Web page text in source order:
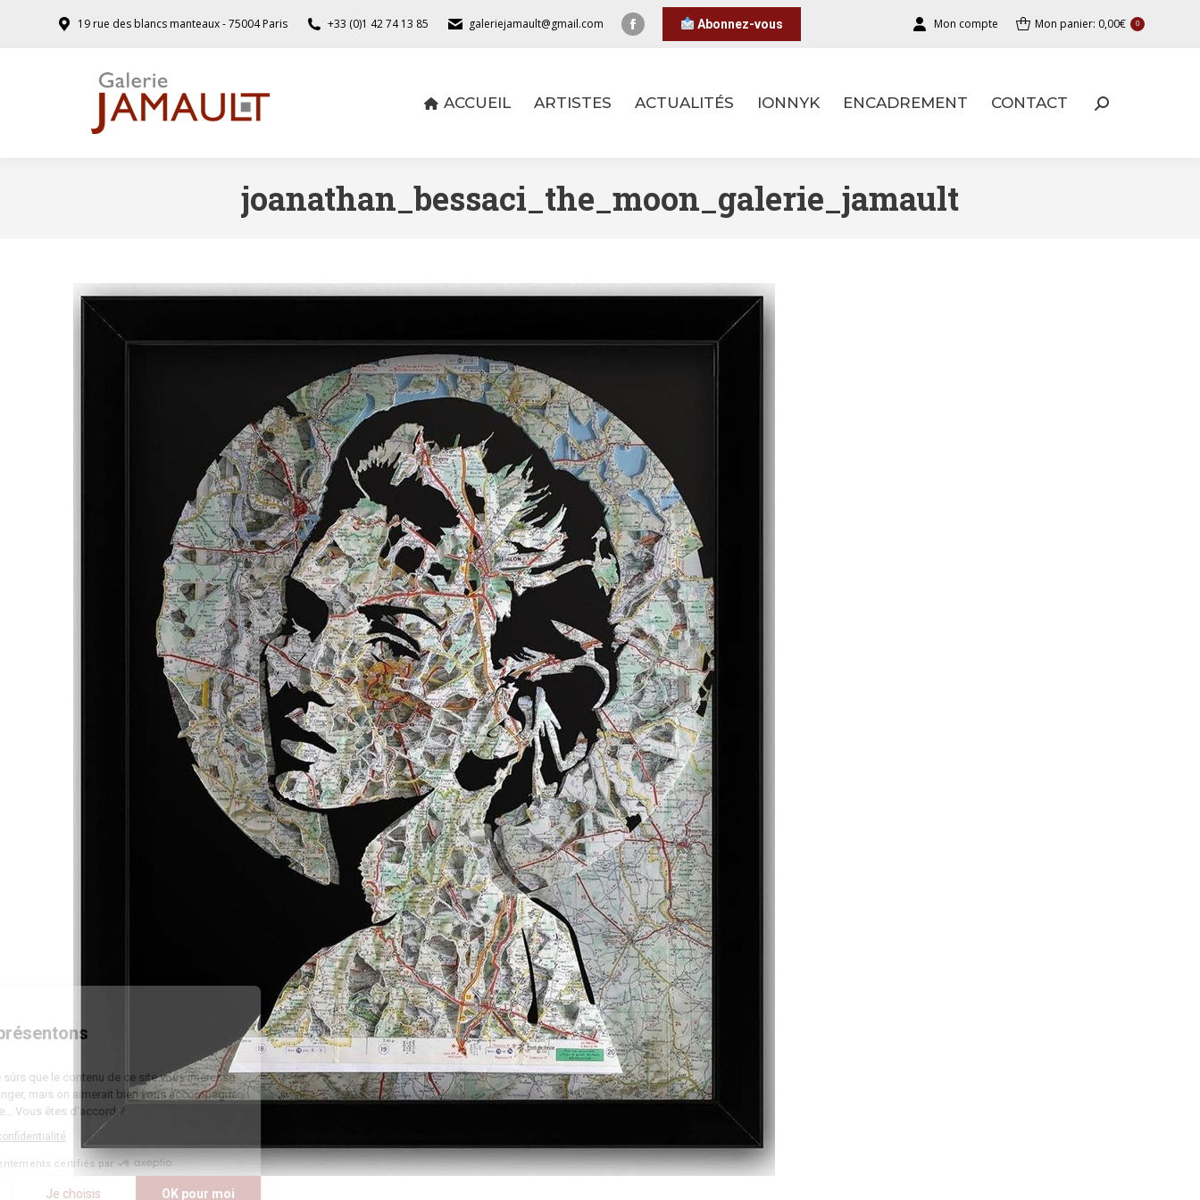
Nous vous présentons
On a attendu d'être sûrs que le contenu de ce site vous intéresse
avant de vous déranger, mais on aimerait bien vous accompagner
pendant votre visite... Vous êtes d'accord ?
Lire la politique de confidentialité
Consentements certifiés par
Non merci Je choisis
19 rue des blancs manteaux - 75004 Paris +33 (0)1 42 74 13 85 galeriejamault@gmail.com Abonnez-vous Mon compte Mon panier: 0,00€ 0
ACCUEIL ARTISTES ACTUALITÉS IONNYK ENCADREMENT CONTACT
joanathan_bessaci_the_moon_galerie_jamault